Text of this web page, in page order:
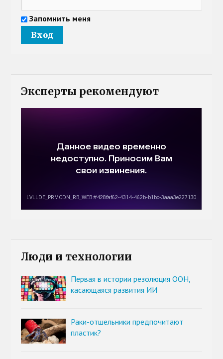
Запомнить меня
Эксперты рекомендуют
Люди и технологии
Первая в истории резолюция ООН,
касающаяся развития ИИ
Раки-отшельники предпочитают
пластик?